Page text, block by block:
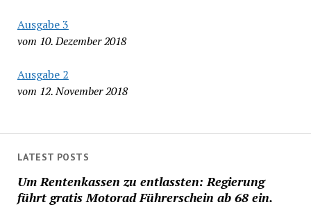
Ausgabe 3
vom 10. Dezember 2018
Ausgabe 2
vom 12. November 2018
LATEST POSTS
Um Rentenkassen zu entlassten: Regierung
führt gratis Motorad Führerschein ab 68 ein.